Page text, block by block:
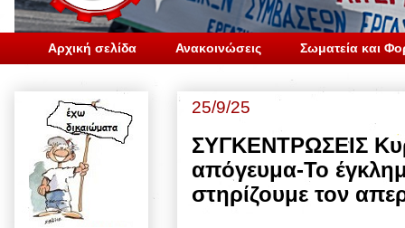
Αρχική σελίδα Ανακοινώσεις Σωματεία και
25/9/25
ΣΥΓΚΕΝΤΡΩΣΕΙΣ
απόγευμα-Το
στηρίζουμε τον